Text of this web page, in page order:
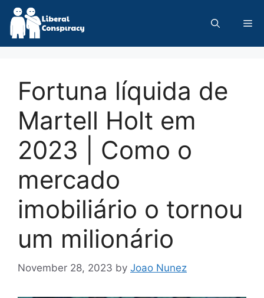
Skip
content
Fortuna líquida de
Martell Holt em
2023 | Como o
mercado
imobiliário o tornou
um milionário
November 28, 2023 by Joao Nunez